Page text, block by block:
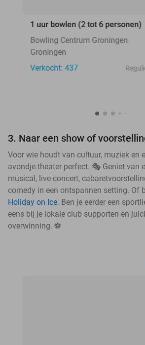
1 uur bowlen (2 tot 6 personen)
Bowling Centrum Groningen
Groningen
Verkocht: 437
3. Naar een show of
Voor wie houdt van cultuur, muziek en
avondje theater perfect. 🎭 Geniet van
musical, live concert,
comedy in een ontspannen setting. Of
Holiday on Ice. Ben je eerder een
eens bij je lokale club supporten en
overwinning. ⚽